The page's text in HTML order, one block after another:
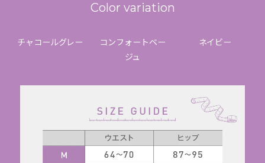
Color variation
チャコールグレー
コンフォートベー
ジュ
ネイビー